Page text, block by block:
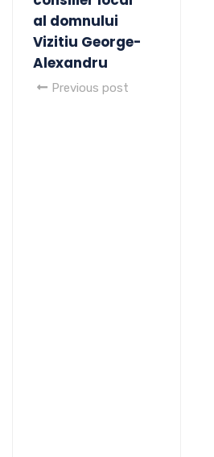
al domnului
Vizitiu George-
Alexandru
Previous post